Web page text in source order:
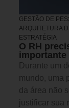
GESTÃO DE
ARQUITETURA
ESTRATÉGIA
O RH
importante
Durante um
mundo, uma
da área não
justificar sua